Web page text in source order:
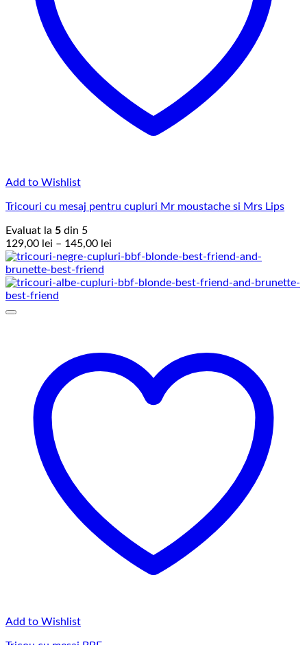
Add to Wishlist
Tricouri cu mesaj pentru cupluri Mr moustache si Mrs Lips
Evaluat la 5 din 5
129,00 lei – 145,00 lei
de
129,00 lei
Add to Wishlist